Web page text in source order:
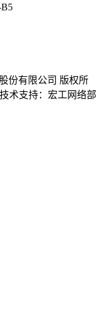
份有限公司 版权所
术支持：宏工网络部